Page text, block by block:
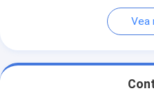
Vea